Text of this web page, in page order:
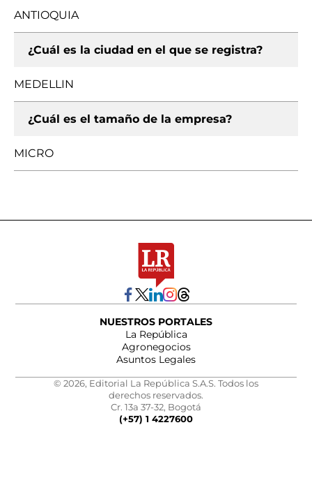
ANTIOQUIA
¿Cuál es la ciudad en el que se registra?
MEDELLIN
¿Cuál es el tamaño de la empresa?
MICRO
NUESTROS PORTALES
La República
Agronegocios
Asuntos Legales
© 2026, Editorial La República S.A.S. Todos los
derechos reservados.
Cr. 13a 37-32, Bogotá
(+57) 1 4227600